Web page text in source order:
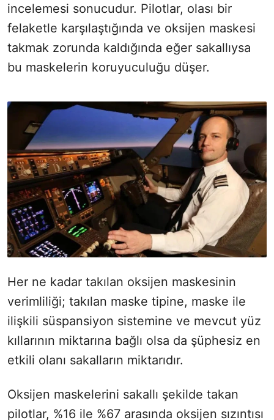
incelemesi sonucudur. Pilotlar, olası bir
felaketle karşılaştığında ve oksijen maskesi
takmak zorunda kaldığında eğer sakallıysa
bu maskelerin koruyuculuğu düşer.
Her ne kadar takılan oksijen maskesinin
verimliliği; takılan maske tipine, maske ile
ilişkili süspansiyon sistemine ve mevcut yüz
kıllarının miktarına bağlı olsa da şüphesiz en
etkili olanı sakalların miktarıdır.
Oksijen maskelerini sakallı şekilde takan
pilotlar, %16 ile %67 arasında oksijen sızıntısı